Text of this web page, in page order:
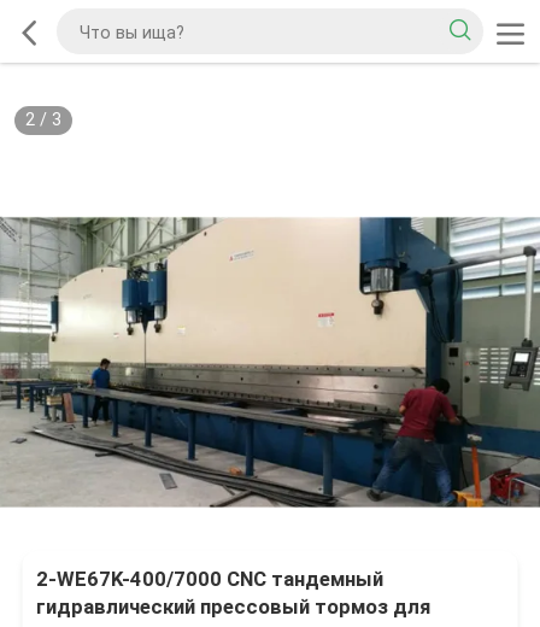
2/ 3
2-WE67K-400/7000 CNC тандемный
гидравлический прессовый тормоз для